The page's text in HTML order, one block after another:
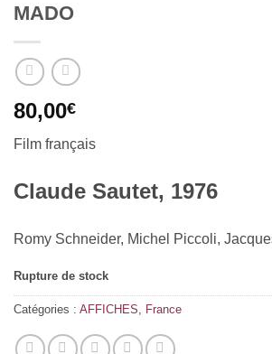
MADO
80,00€
Film français
Claude Sautet, 1976
Romy Schneider, Michel Piccoli,
Rupture de stock
Catégories : AFFICHES France